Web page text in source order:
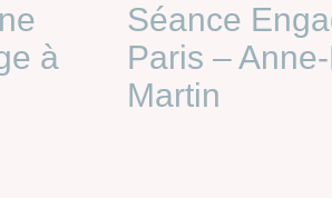
à
Séance
Paris –
Martin